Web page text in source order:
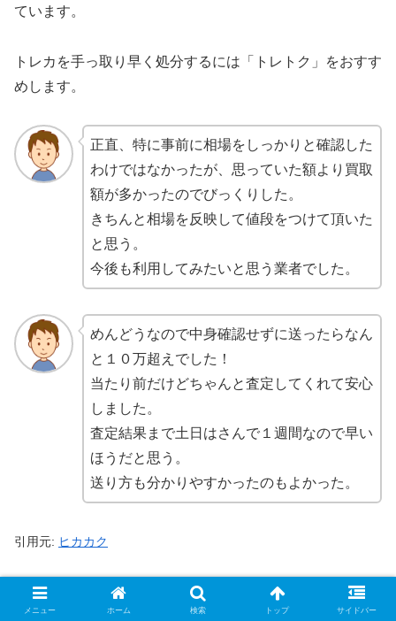
ています。
トレカを手っ取り早く処分するには「トレトク」をおすす
めします。
正直、特に事前に相場をしっかりと確認した
わけではなかったが、思っていた額より買取
額が多かったのでびっくりした。
きちんと相場を反映して値段をつけて頂いた
と思う。
今後も利用してみたいと思う業者でした。
めんどうなので中身確認せずに送ったらなん
と１０万超えでした！
当たり前だけどちゃんと査定してくれて安心
しました。
査定結果まで土日はさんで１週間なので早い
ほうだと思う。
送り方も分かりやすかったのもよかった。
引用元: ヒカカク
【最新】トレトク2026年3月の買取表一覧
メニュー ホーム 検索 トップ サイドバー